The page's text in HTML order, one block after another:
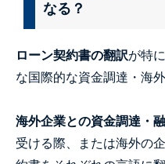
なる？
ローン契約書の翻訳が特
な国際的な資金調達・海
海外企業との資金調達・
受ける際、または海外の